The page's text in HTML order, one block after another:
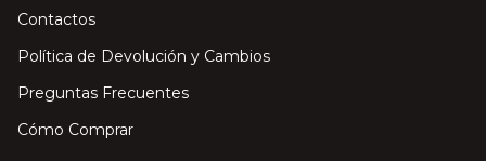
Contactos
Política de Devolución y Cambios
Preguntas Frecuentes
Cómo Comprar